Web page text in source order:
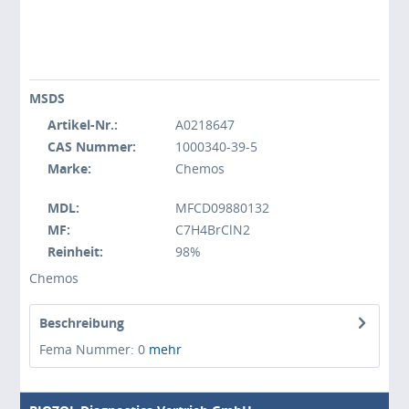
MSDS
Artikel-Nr.:
A0218647
CAS Nummer:
1000340-39-5
Marke:
Chemos
MDL:
MFCD09880132
MF:
C7H4BrClN2
Reinheit:
98%
Chemos
Beschreibung
Fema Nummer: 0 mehr